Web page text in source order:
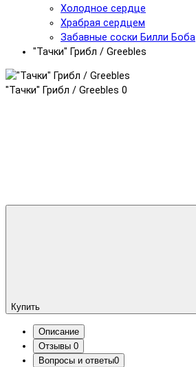
Холодное сердце
Храбрая сердцем
Забавные соски Билли Боба
"Тачки" Грибл / Greebles
"Тачки" Грибл / Greebles 0
Купить
Описание
Отзывы 0
Вопросы и ответы0